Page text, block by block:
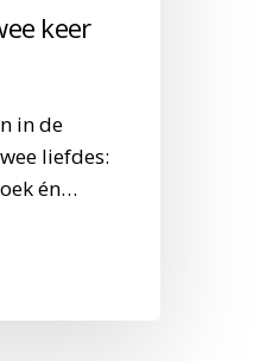
keer
in de
liefdes:
én…